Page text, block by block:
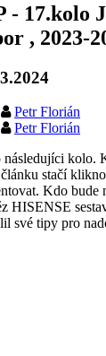
- 17.kolo
, 2023-
Petr Florián
Petr Florián
následujíci kolo.
stačí
Kdo bude
HISENSE
své tipy pro